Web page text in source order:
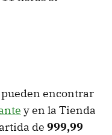
pueden encontrar
y en la Tienda
de 999,99